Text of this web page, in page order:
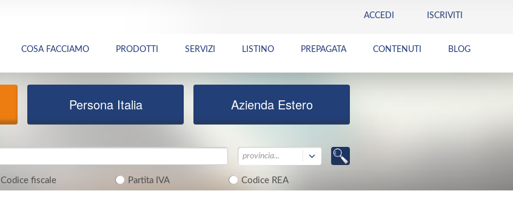
ACCEDI ISCRIVITI
COSA FACCIAMO PRODOTTI SERVIZI LISTINO PREPAGATA CONTENUTI BLOG
Persona Italia Azienda Estero
Codice fiscale Partita IVA Codice REA
provincia...